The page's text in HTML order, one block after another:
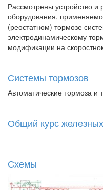
Рассмотрены устройство и
оборудования,
(реостатном) тормозе
электродинамическому
модификации на
Системы тормозов
Автоматические тормоза и
Общий курс
Схемы